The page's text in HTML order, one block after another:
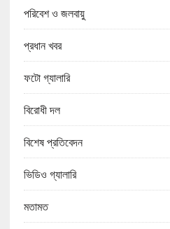
পরিবেশ ও জলবায়ু
প্রধান খবর
ফটো গ্যালারি
বিরোধী দল
বিশেষ প্রতিবেদন
ভিডিও গ্যালারি
মতামত